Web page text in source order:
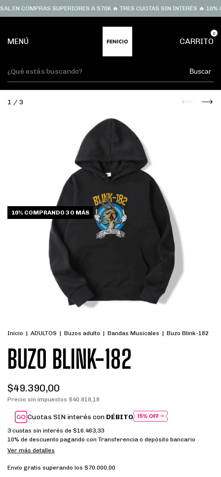
EN COMPRAS SUPERIORES A $70K 🔥 TRES CUOTAS SIN INTERÉS 🔥 10%
MENÚ CARRITO
0
Buscar
1 / 3
10% COMPRANDO 3 O MÁS
Inicio | ADULTOS | Buzos adulto | Bandas Musicales | Buzo Blink-182
BUZO BLINK-182
$49.390,00
Precio sin impuestos $40.818,18
Cuotas SIN interés con DÉBITO
3 cuotas sin interés de $16.463,33
10% de descuento pagando con Transferencia o depósito bancario
Ver más detalles
Envío gratis superando los $70.000,00